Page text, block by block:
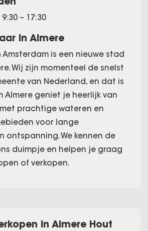
– 17:30
in Almere
is een nieuwe stad
Wij zijn momenteel de snelst
van Nederland, en dat is
Almere geniet je heerlijk van
prachtige wateren en
voor lange
ontspanning. We kennen de
duimpje en helpen je graag
of verkopen.
in Almere Hout